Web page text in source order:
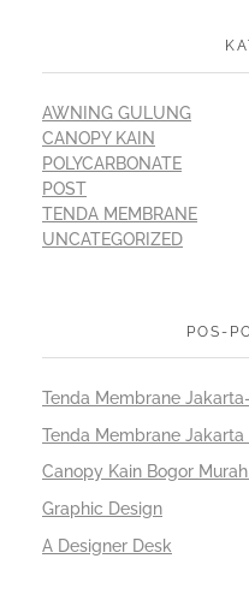
AWNING GULUNG
CANOPY KAIN
POLYCARBONATE
POST
TENDA MEMBRANE
UNCATEGORIZED
POS-
Tenda Membrane
Tenda Membrane Jakarta
Canopy Kain Bogor
Graphic Design
A Designer Desk